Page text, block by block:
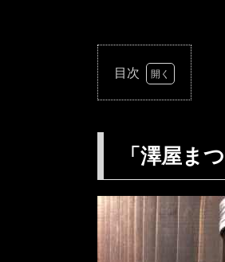
目次
1.
離
五百
「澤屋ま